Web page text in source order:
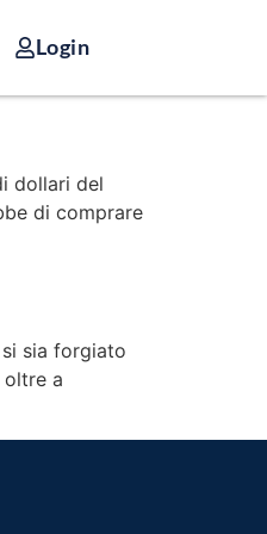
Login
dollari del
di comprare
sia forgiato
oltre a